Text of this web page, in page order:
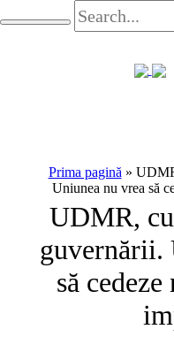
Prima pagină »
Uniunea nu vrea să
UDMR,
guvernării.
să